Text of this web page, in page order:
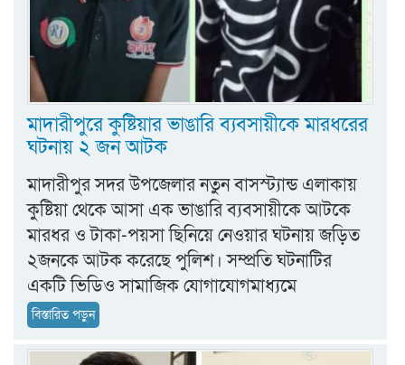
মাদারীপুরে কুষ্টিয়ার ভাঙারি ব্যবসায়ীকে মারধরের
ঘটনায় ২ জন আটক
মাদারীপুর সদর উপজেলার নতুন বাসস্ট্যান্ড এলাকায়
কুষ্টিয়া থেকে আসা এক ভাঙারি ব্যবসায়ীকে আটকে
মারধর ও টাকা-পয়সা ছিনিয়ে নেওয়ার ঘটনায় জড়িত
২জনকে আটক করেছে পুলিশ। সম্প্রতি ঘটনাটির
একটি ভিডিও সামাজিক যোগাযোগমাধ্যমে
বিস্তারিত পড়ুন